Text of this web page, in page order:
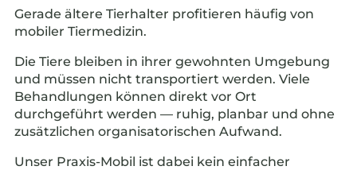
Gerade ältere Tierhalter profitieren häufig von
mobiler Tiermedizin.
Die Tiere bleiben in ihrer gewohnten Umgebung
und müssen nicht transportiert werden. Viele
Behandlungen können direkt vor Ort
durchgeführt werden — ruhig, planbar und ohne
zusätzlichen organisatorischen Aufwand.
Unser Praxis-Mobil ist dabei kein einfacher